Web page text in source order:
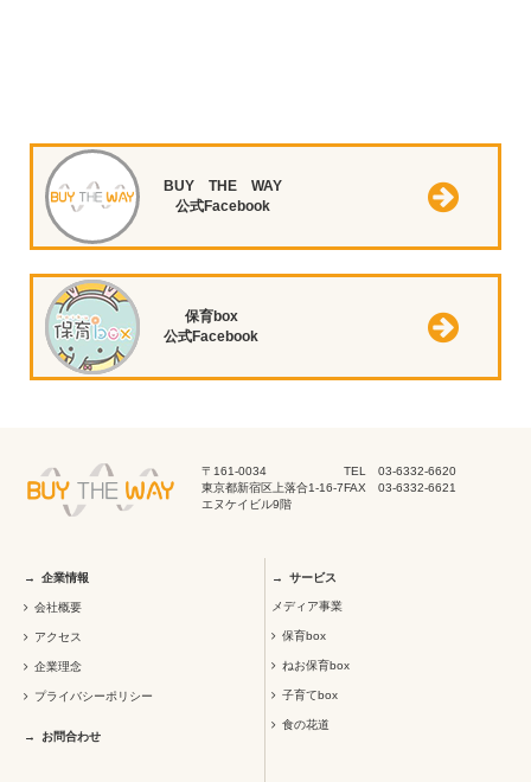
BUY THE WAY
公式Facebook
保育box
公式Facebook
〒161-0034
東京都新宿区上落合1-16-7
エヌケイビル9階
TEL 03-6332-6620
FAX 03-6332-6621
企業情報
会社概要
アクセス
企業理念
プライバシーポリシー
お問合わせ
サービス
メディア事業
保育box
ねお保育box
子育てbox
食の花道